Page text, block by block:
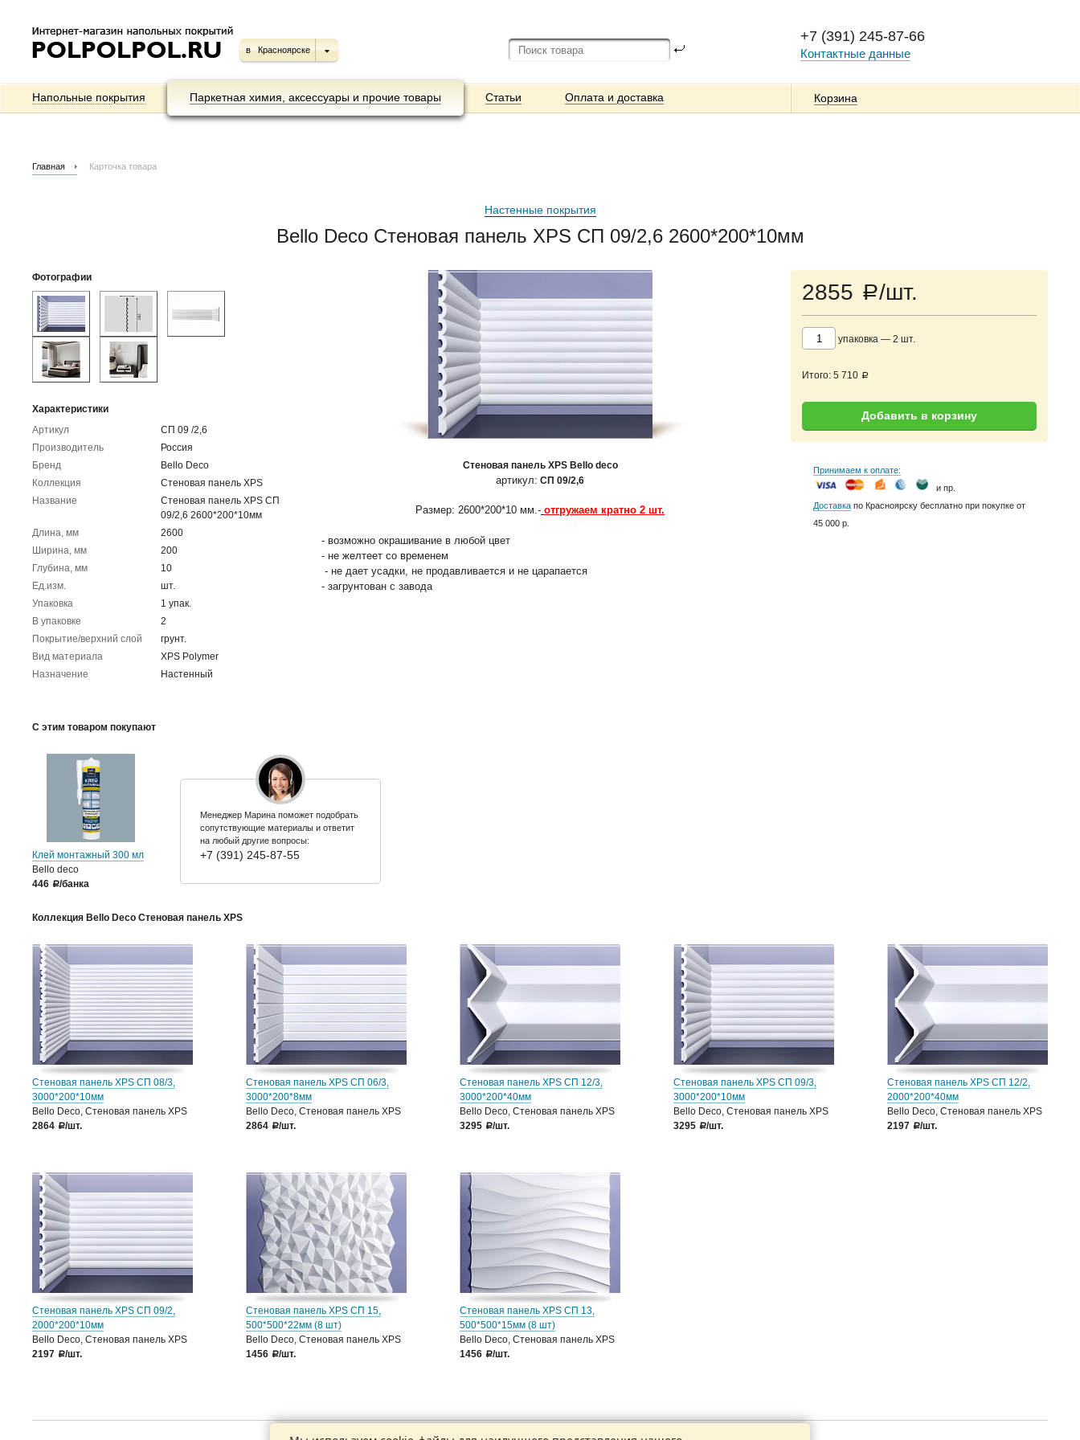
в Красноярске
+7 (391) 245-87-66
Контактные данные
Напольные покрытия Паркетная химия, аксессуары и прочие товары Статьи Оплата и доставка Корзина
Главная Карточка товара
Настенные покрытия
Bello Deco Стеновая панель XPS СП 09/2,6 2600*200*10мм
Фотографии
Характеристики
Артикул
СП 09 /2,6
Производитель
Россия
Бренд
Bello Deco
Коллекция
Стеновая панель XPS
Название
Стеновая панель XPS СП
09/2,6 2600*200*10мм
Длина, мм
2600
Ширина, мм
200
Глубина, мм
10
Ед.изм.
шт.
Упаковка
1 упак.
В упаковке
2
Покрытие/верхний слой
грунт.
Вид материала
XPS Polymer
Назначение
Настенный
2855 a/шт.
упаковка — 2 шт.
Итого: 5 710 a
Добавить в корзину
Принимаем к оплате:
и пр.
Доставка по Красноярску бесплатно при покупке от
45 000 р.
Стеновая панель XPS Bello deco
артикул: СП 09/2,6
Размер: 2600*200*10 мм.- отгружаем кратно 2 шт.
- возможно окрашивание в любой цвет
- не желтеет со временем
- не дает усадки, не продавливается и не царапается
- загрунтован с завода
С этим товаром покупают
Клей монтажный 300 мл
Bello deco
446
a/банка
Менеджер Марина поможет подобрать
сопутствующие материалы и ответит
на любый другие вопросы:
+7 (391) 245-87-55
Коллекция Bello Deco Стеновая панель XPS
Стеновая панель XPS СП 08/3,
3000*200*10мм
Bello Deco, Стеновая панель XPS
2864
a/шт.
Стеновая панель XPS СП 06/3,
3000*200*8мм
Bello Deco, Стеновая панель XPS
2864
a/шт.
Стеновая панель XPS СП 12/3,
3000*200*40мм
Bello Deco, Стеновая панель XPS
3295
a/шт.
Стеновая панель XPS СП 09/3,
3000*200*10мм
Bello Deco, Стеновая панель XPS
3295
a/шт.
Стеновая панель XPS СП 12/2,
2000*200*40мм
Bello Deco, Стеновая панель XPS
2197
a/шт.
Стеновая панель XPS СП 09/2,
2000*200*10мм
Bello Deco, Стеновая панель XPS
2197
a/шт.
Стеновая панель XPS СП 15,
500*500*22мм (8 шт)
Bello Deco, Стеновая панель XPS
1456
a/шт.
Стеновая панель XPS СП 13,
500*500*15мм (8 шт)
Bello Deco, Стеновая панель XPS
1456
a/шт.